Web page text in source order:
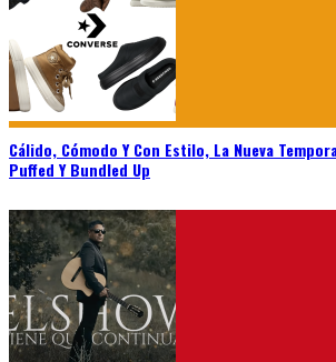
Cálido, Cómodo Y Con Estilo, La Nueva
Puffed Y Bundled Up